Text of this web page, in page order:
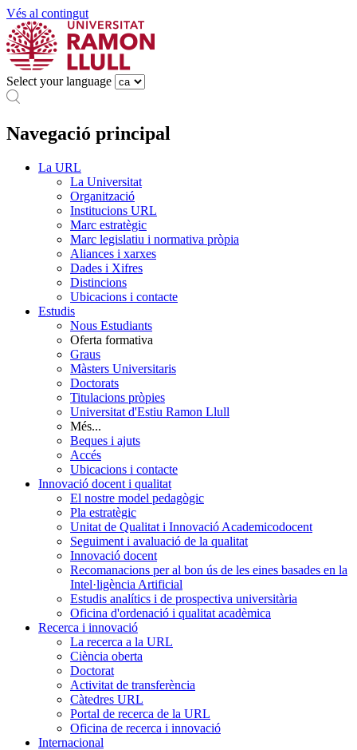
Vés al contingut
Select your language
Navegació principal
La URL
La Universitat
Organització
Institucions URL
Marc estratègic
Marc legislatiu i normativa pròpia
Aliances i xarxes
Dades i Xifres
Distincions
Ubicacions i contacte
Estudis
Nous Estudiants
Oferta formativa
Graus
Màsters Universitaris
Doctorats
Titulacions pròpies
Universitat d'Estiu Ramon Llull
Més...
Beques i ajuts
Accés
Ubicacions i contacte
Innovació docent i qualitat
El nostre model pedagògic
Pla estratègic
Unitat de Qualitat i Innovació Academicodocent
Seguiment i avaluació de la qualitat
Innovació docent
Recomanacions per al bon ús de les eines basades en la
Intel·ligència Artificial
Estudis analítics i de prospectiva universitària
Oficina d'ordenació i qualitat acadèmica
Recerca i innovació
La recerca a la URL
Ciència oberta
Doctorat
Activitat de transferència
Càtedres URL
Portal de recerca de la URL
Oficina de recerca i innovació
Internacional